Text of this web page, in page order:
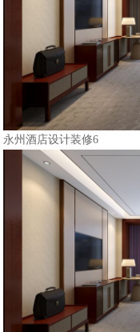
永州酒店设计装修6